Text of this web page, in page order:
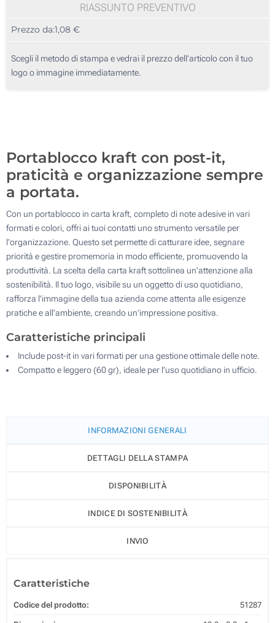
50
125
250
RIASSUNTO PREVENTIVO
Prezzo da:1,08 €
Scegli il metodo di stampa e vedrai il prezzo dell'articolo con il tuo
logo o immagine immediatamente.
Portablocco kraft con post-it,
praticità e organizzazione sempre
a portata.
Con un portablocco in carta kraft, completo di note adesive in vari
formati e colori, offri ai tuoi contatti uno strumento versatile per
l'organizzazione. Questo set permette di catturare idee, segnare
priorità e gestire promemoria in modo efficiente, promuovendo la
produttività. La scelta della carta kraft sottolinea un'attenzione alla
sostenibilità. Il tuo logo, visibile su un oggetto di uso quotidiano,
rafforza l'immagine della tua azienda come attenta alle esigenze
pratiche e all'ambiente, creando un'impressione positiva.
Caratteristiche principali
Include post-it in vari formati per una gestione ottimale delle note.
Compatto e leggero (60 gr), ideale per l’uso quotidiano in ufficio.
INFORMAZIONI GENERALI
DETTAGLI DELLA STAMPA
DISPONIBILITÀ
INDICE DI SOSTENIBILITÀ
INVIO
Caratteristiche
Codice del prodotto: 51287